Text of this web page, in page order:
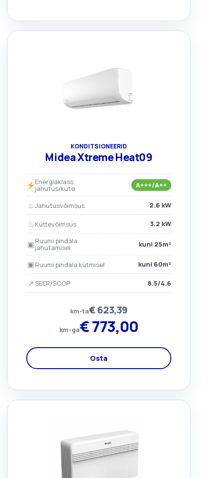
KONDITSIONEERID
Midea Xtreme Heat09
Energiaklass
jahutus/küte A+++/A++
♨Jahutusvõimsus 2.6 kW
♨ Küttevõimsus 3.2 kW
▣ Ruumi pindala
jahutamisel kuni 25m²
▣ Ruumi pindala kütmisel kuni 60m²
↗ SEER/SCOP 8.5/4.6
km-ta€623,39
km-ga€773,00
Osta